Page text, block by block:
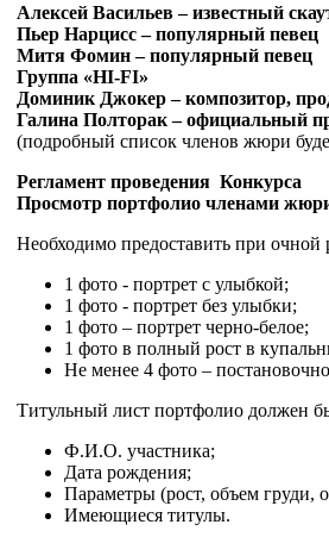
Алексей Васильев – известный
Пьер Нарцисс – популярный певец
Митя Фомин – популярный певец
Группа «HI-FI»
Доминик Джокер – композитор,
Галина Полторак – официальный
(подробный список членов жюри
Регламент проведения Конкурса
Просмотр портфолио членами
Необходимо предоставить при очной
1 фото - портрет с улыбкой;
1 фото - портрет без улыбки;
1 фото – портрет черно-белое;
1 фото в полный рост в
Не менее 4 фото –
Титульный лист портфолио должен
Ф.И.О. участника;
Дата рождения;
Параметры (рост, объем груди,
Имеющиеся титулы.